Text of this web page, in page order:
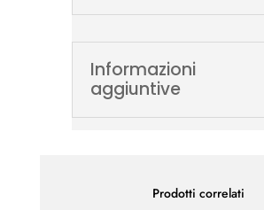
Informazioni
aggiuntive
Prodotti correlati